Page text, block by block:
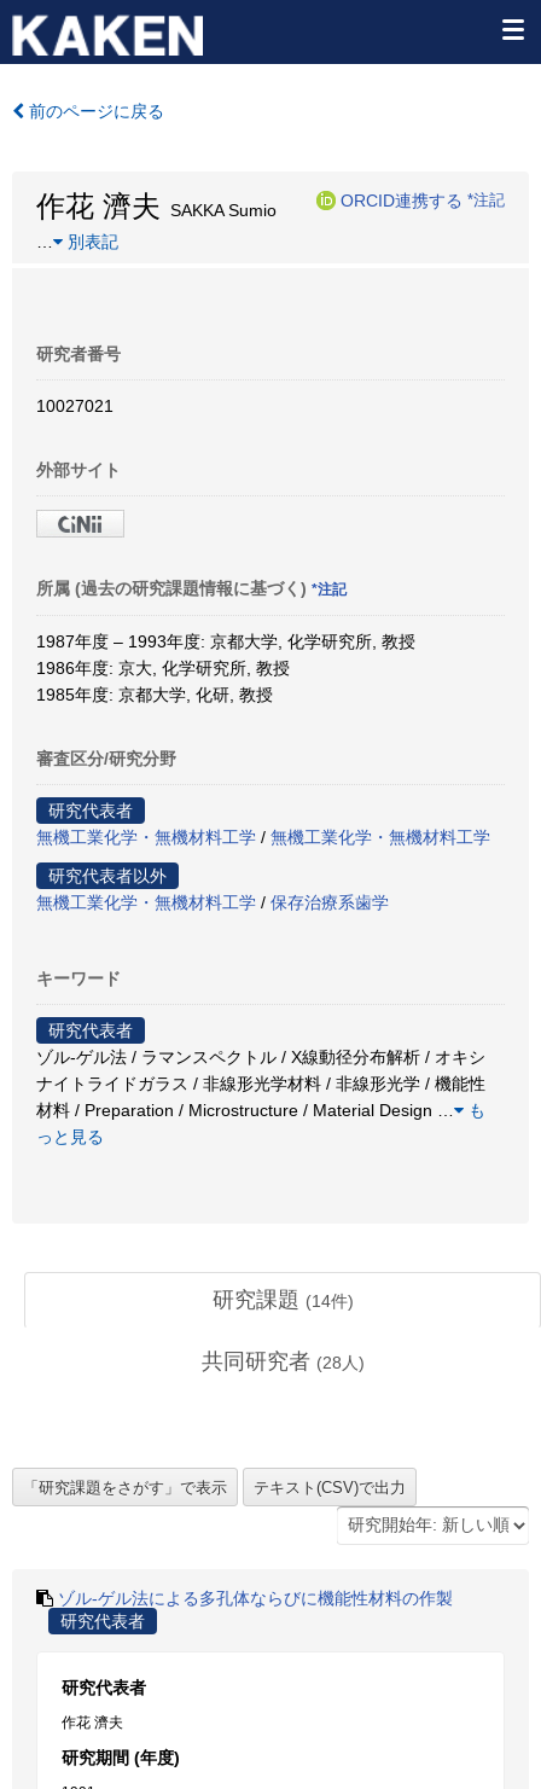
前のページに戻る
作花 濟夫 SAKKA Sumio
ORCID連携する *注記
別表記
研究者番号
10027021
外部サイト
所属 (過去の研究課題情報に基づく) *注記
1987年度 – 1993年度: 京都大学, 化学研究所, 教授
1986年度: 京大, 化学研究所, 教授
1985年度: 京都大学, 化研, 教授
審査区分/研究分野
研究代表者
無機工業化学・無機材料工学 / 無機工業化学・無機材料工学
研究代表者以外
無機工業化学・無機材料工学 / 保存治療系歯学
キーワード
研究代表者
ゾル-ゲル法 / ラマンスペクトル / X線動径分布解析 / オキシ
ナイトライドガラス / 非線形光学材料 / 非線形光学 / 機能性
材料 / Preparation / Microstructure / Material Design
も
っと見る
研究課題 (14件)
共同研究者 (28 人)
ゾル-ゲル法による多孔体ならびに機能性材料の作製
研究代表者
研究代表者
作花 濟夫
研究期間 (年度)